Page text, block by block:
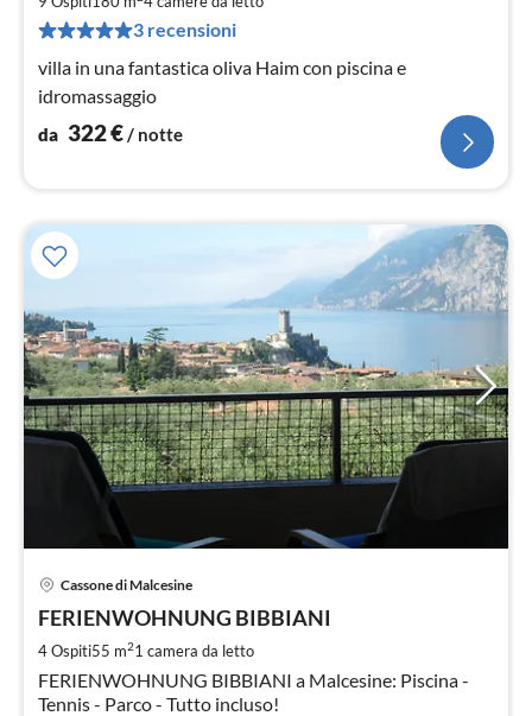
3 recensioni
villa in una fantastica oliva Haim con piscina e
idromassaggio
da 322€/ notte
Cassone di Malcesine
FERIENWOHNUNG BIBBIANI
4 Ospiti55 m21 camera da letto
FERIENWOHNUNG BIBBIANI a Malcesine: Piscina -
Tennis - Parco - Tutto incluso!